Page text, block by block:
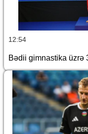
12:54
Bədii gimnastika üzrə